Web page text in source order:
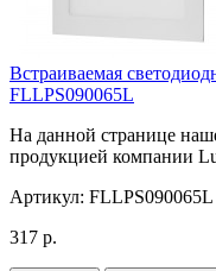
Встраиваемая
FLLPS090065L
На данной странице
продукцией компании
Артикул: FLLPS090065L
317 р.